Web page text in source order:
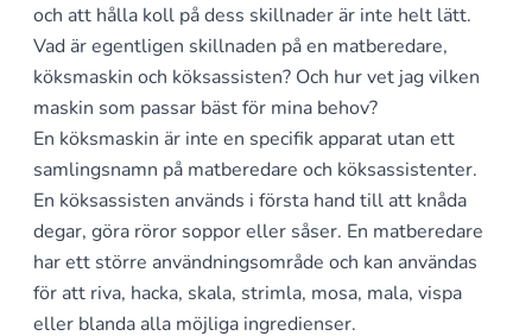
och att hålla koll på dess skillnader är inte helt lätt.
Vad är egentligen skillnaden på en matberedare,
köksmaskin och köksassisten? Och hur vet jag vilken
maskin som passar bäst för mina behov?
En köksmaskin är inte en specifik apparat utan ett
samlingsnamn på matberedare och köksassistenter.
En köksassisten används i första hand till att knåda
degar, göra röror soppor eller såser. En matberedare
har ett större användningsområde och kan användas
för att riva, hacka, skala, strimla, mosa, mala, vispa
eller blanda alla möjliga ingredienser.